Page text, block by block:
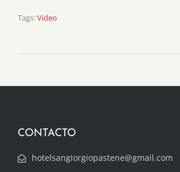
Tags:Video
CONTACTO
hotelsangiorgiopastene@gmail.com